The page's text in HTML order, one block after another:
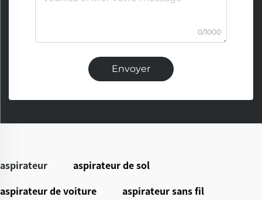
0/1000
Envoyer
aspirateur
aspirateur de sol
aspirateur de voiture
aspirateur sans fil